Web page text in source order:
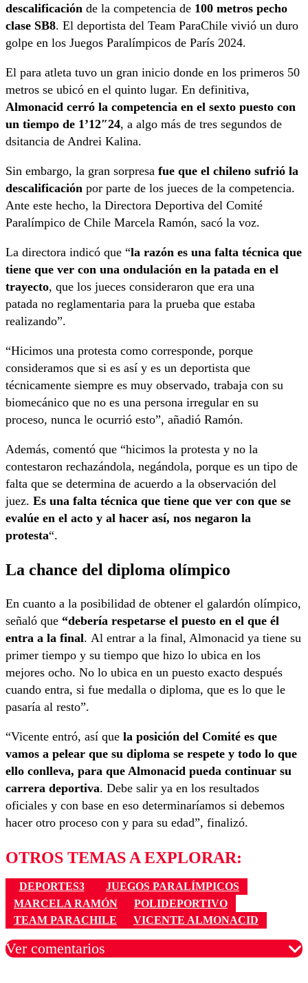
descalificación de la competencia de 100 metros pecho
clase SB8. El deportista del Team ParaChile vivió un duro
golpe en los Juegos Paralímpicos de París 2024.
El para atleta tuvo un gran inicio donde en los primeros 50
metros se ubicó en el quinto lugar. En definitiva,
Almonacid cerró la competencia en el sexto puesto con
un tiempo de 1’12″24, a algo más de tres segundos de
dsitancia de Andrei Kalina.
Sin embargo, la gran sorpresa fue que el chileno sufrió la
descalificación por parte de los jueces de la competencia.
Ante este hecho, la Directora Deportiva del Comité
Paralímpico de Chile Marcela Ramón, sacó la voz.
La directora indicó que “la razón es una falta técnica que
tiene que ver con una ondulación en la patada en el
trayecto, que los jueces consideraron que era una
patada no reglamentaria para la prueba que estaba
realizando”.
“Hicimos una protesta como corresponde, porque
consideramos que si es así y es un deportista que
técnicamente siempre es muy observado, trabaja con su
biomecánico que no es una persona irregular en su
proceso, nunca le ocurrió esto”, añadió Ramón.
Además, comentó que “hicimos la protesta y no la
contestaron rechazándola, negándola, porque es un tipo de
falta que se determina de acuerdo a la observación del
juez. Es una falta técnica que tiene que ver con que se
evalúe en el acto y al hacer así, nos negaron la
protesta“.
La chance del diploma olímpico
En cuanto a la posibilidad de obtener el galardón olímpico,
señaló que “debería respetarse el puesto en el que él
entra a la final. Al entrar a la final, Almonacid ya tiene su
primer tiempo y su tiempo que hizo lo ubica en los
mejores ocho. No lo ubica en un puesto exacto después
cuando entra, si fue medalla o diploma, que es lo que le
pasaría al resto”.
“Vicente entró, así que la posición del Comité es que
vamos a pelear que su diploma se respete y todo lo que
ello conlleva, para que Almonacid pueda continuar su
carrera deportiva. Debe salir ya en los resultados
oficiales y con base en eso determinaríamos si debemos
hacer otro proceso con y para su edad”, finalizó.
OTROS TEMAS A EXPLORAR:
DEPORTES3
JUEGOS PARALÍMPICOS
MARCELA RAMÓN
POLIDEPORTIVO
TEAM PARACHILE
VICENTE ALMONACID
Ver comentarios